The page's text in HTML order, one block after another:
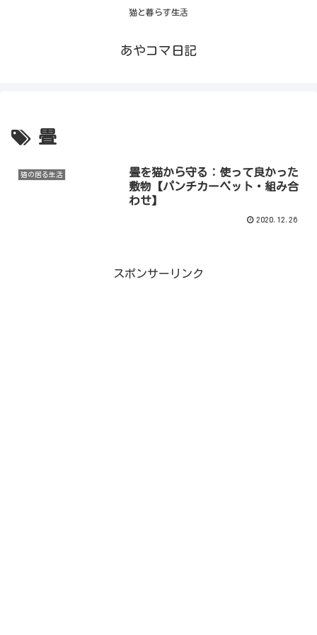
猫と暮らす生活
あやコマ日記
畳
猫の居る生活
畳を猫から守る：使って良かった
敷物【パンチカーペット・組み合
わせ】
2020.12.26
スポンサーリンク